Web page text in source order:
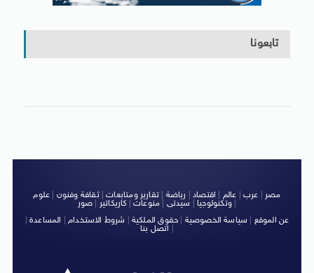
تابعونا
مصر عرب عالم اقتصاد رياضة |تقارير ومتابعات|ثقافة وفنون
علوم
وتكنولوجيا| سيدتى منوعات كاريكاتير صور
|
عن الموقع
سياسة الخصوصية حقوق الملكية شروط الاستخدام| المساعدة|
اتصل بنا